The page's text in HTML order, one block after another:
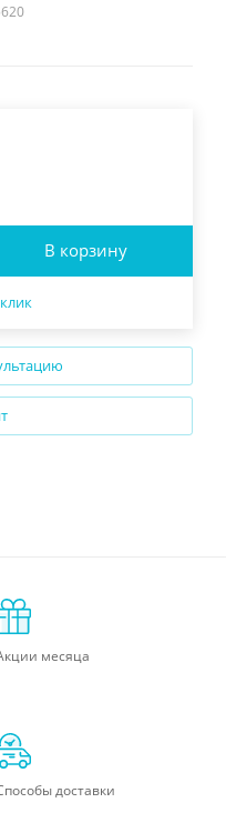
В корзину
месяца
доставки